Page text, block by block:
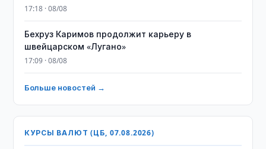
17:18 · 08/08
Бехруз Каримов продолжит карьеру в
швейцарском «Лугано»
17:09 · 08/08
Больше новостей →
КУРСЫ ВАЛЮТ (ЦБ, 07.08.2026)